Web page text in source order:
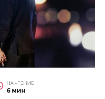
НА ЧТЕНИЕ
6 мин